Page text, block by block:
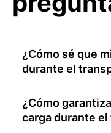
¿Cómo sé que
durante el
¿Cómo
carga durante